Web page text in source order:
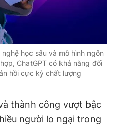
học sâu và mô hình ngôn
ChatGPT có khả năng đối
hồi cực kỳ chất lượng
thành công vượt bậc
người lo ngại trong